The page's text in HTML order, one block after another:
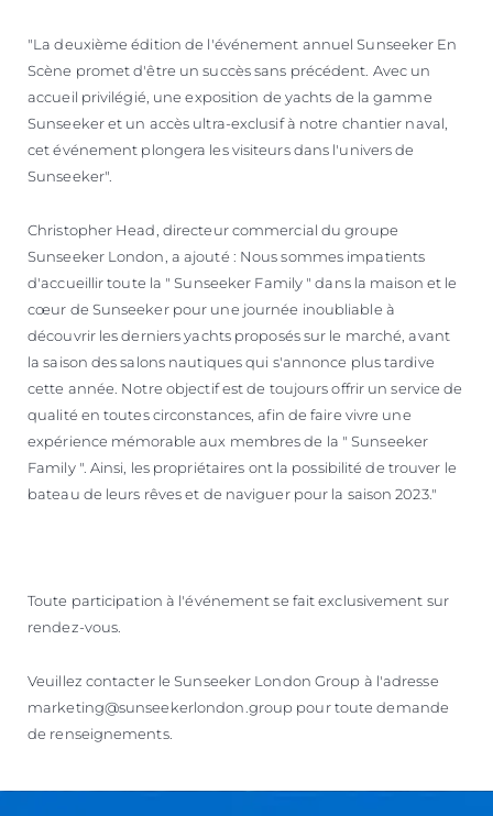
"La deuxième édition de l'événement annuel Sunseeker En
Scène promet d'être un succès sans précédent. Avec un
accueil privilégié, une exposition de yachts de la gamme
Sunseeker et un accès ultra-exclusif à notre chantier naval,
cet événement plongera les visiteurs dans l'univers de
Sunseeker".
Christopher Head, directeur commercial du groupe
Sunseeker London, a ajouté : Nous sommes impatients
d'accueillir toute la " Sunseeker Family " dans la maison et le
cœur de Sunseeker pour une journée inoubliable à
découvrir les derniers yachts proposés sur le marché, avant
la saison des salons nautiques qui s'annonce plus tardive
cette année. Notre objectif est de toujours offrir un service de
qualité en toutes circonstances, afin de faire vivre une
expérience mémorable aux membres de la " Sunseeker
Family ". Ainsi, les propriétaires ont la possibilité de trouver le
bateau de leurs rêves et de naviguer pour la saison 2023."
Toute participation à l'événement se fait exclusivement sur
rendez-vous.
Veuillez contacter le Sunseeker London Group à l'adresse
marketing@sunseekerlondon.group pour toute demande
de renseignements.